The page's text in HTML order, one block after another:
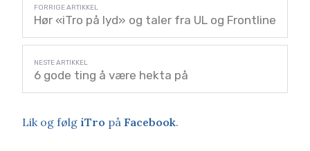
Hør «iTro på lyd» og taler fra UL og Frontline
6 gode ting å være hekta på
Lik og følg iTro på Facebook.